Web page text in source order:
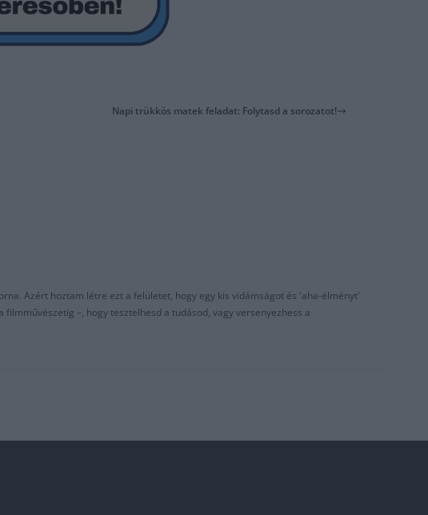
Napi trükkös matek feladat: Folytasd a sorozatot!
Azért hoztam létre ezt a felületet, hogy egy kis vidámságot és 'aha-élményt'
–, hogy tesztelhesd a tudásod, vagy versenyezhess a